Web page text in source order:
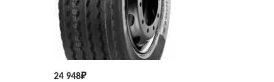
24 948₽